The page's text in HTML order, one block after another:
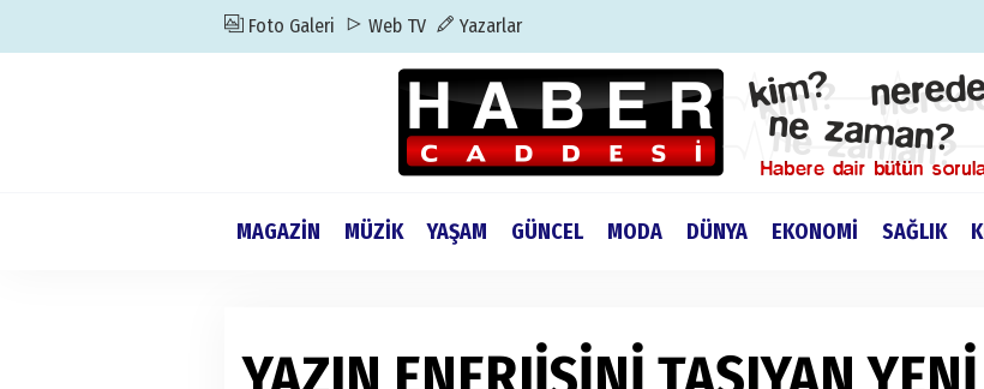
Foto Galeri Web TV Yazarlar
MAGAZİN MÜZİK YAŞAM GÜNCEL MODA DÜNYA EKONOMİ SAĞLIK